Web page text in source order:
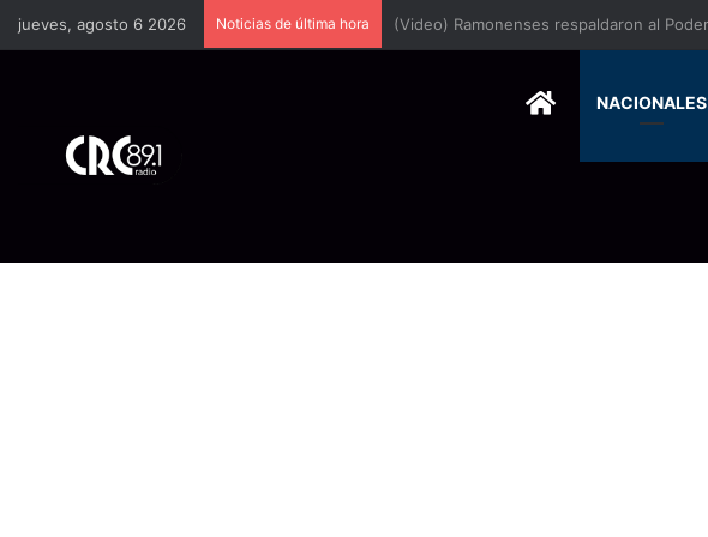
jueves, agosto 6 2026 Noticias de última hora
HOMENACIONALES